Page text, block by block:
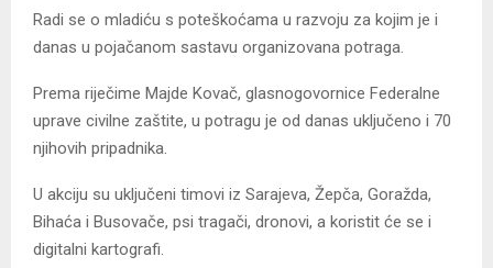
Radi se o mladiću s poteškoćama u razvoju za kojim je i
danas u pojačanom sastavu organizovana potraga.
Prema riječime Majde Kovač, glasnogovornice Federalne
uprave civilne zaštite, u potragu je od danas uključeno i 70
njihovih pripadnika.
U akciju su uključeni timovi iz Sarajeva, Žepča, Goražda,
Bihaća i Busovače, psi tragači, dronovi, a koristit će se i
digitalni kartografi.